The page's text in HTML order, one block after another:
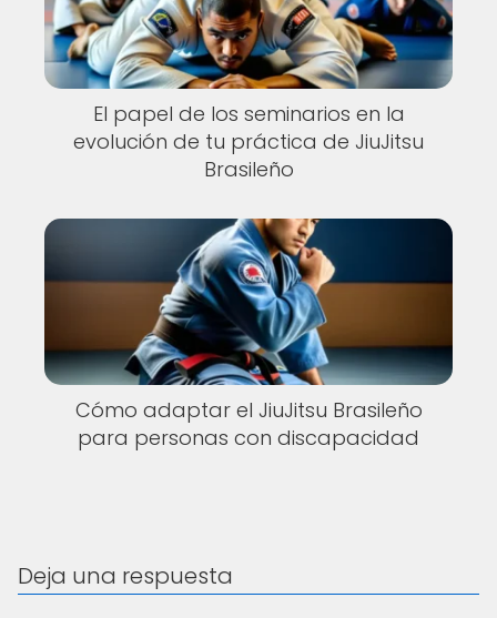
El papel de los seminarios en la
evolución de tu práctica de JiuJitsu
Brasileño
Cómo adaptar el JiuJitsu Brasileño
para personas con discapacidad
Deja una respuesta